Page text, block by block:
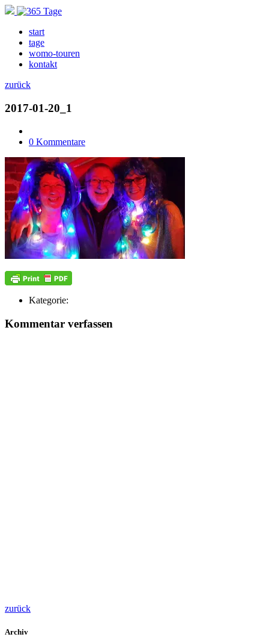
start
tage
womo-touren
kontakt
zurück
2017-01-20_1
0 Kommentare
Kategorie:
Kommentar verfassen
zurück
Archiv